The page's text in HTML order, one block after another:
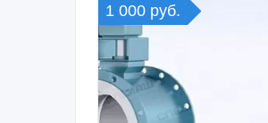
1 000 руб.